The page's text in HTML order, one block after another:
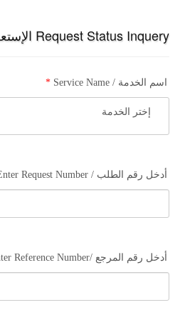
Request Status Inquery الإستعلام عن حالة طلب
اسم الخدمة / Service Name *
إختر الخدمة
أدخل رقم الطلب / Enter Request Number
أدخل رقم المرجع /Enter Reference Number